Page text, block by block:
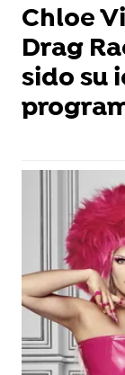
Chloe
Drag
sido su